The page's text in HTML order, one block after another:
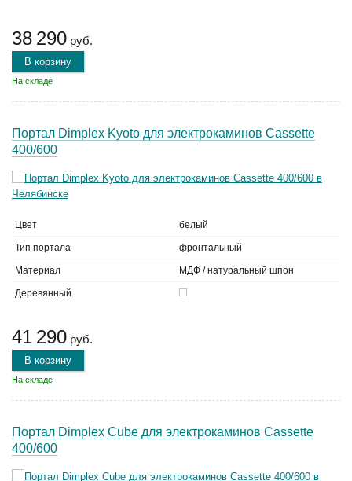
38 290 руб.
В корзину
На складе
Портал Dimplex Kyoto для электрокаминов Cassette
400/600
Цвет белый
Тип портала фронтальный
Материал МДФ / натуральный шпон
Деревянный
41 290 руб.
В корзину
На складе
Портал Dimplex Cube для электрокаминов Cassette
400/600